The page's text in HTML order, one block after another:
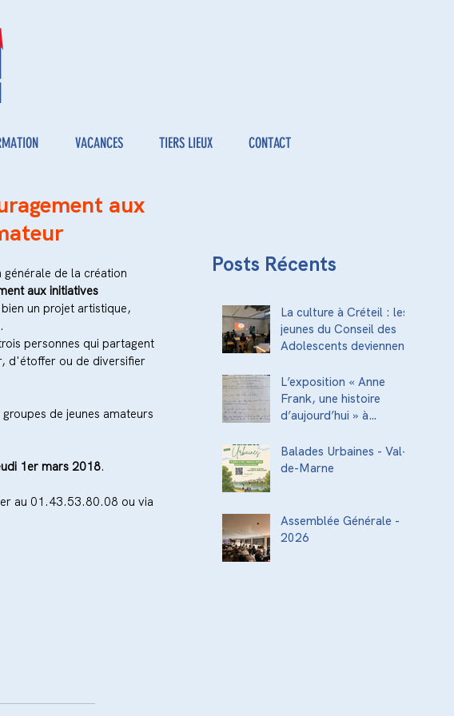
VACANCES TIERS LIEUX CONTACT
aux
de la création
aux initiatives
un projet artistique,
personnes qui partagent
d'étoffer ou de diversifier
de jeunes amateurs
1er mars 2018.
au 01.43.53.80.08 ou via
Posts Récents
La culture à Créteil : les
jeunes du Conseil des
Adolescents deviennent
transmission culturelle
de la ville
L’exposition « Anne
Frank, une histoire
d’aujourd’hui » à
Supérieur du
Professorat et de
Balades Urbaines - Val-
de-Marne
Assemblée Générale -
2026